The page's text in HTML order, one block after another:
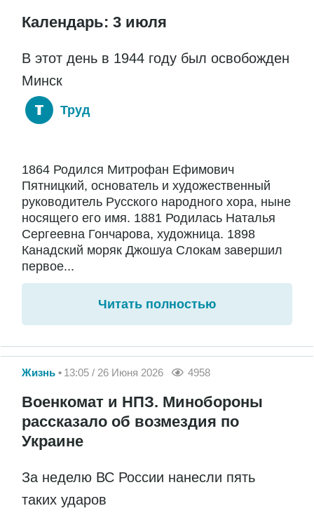
Календарь: 3 июля
В этот день в 1944 году был освобожден
Минск
Труд
1864 Родился Митрофан Ефимович
Пятницкий, основатель и художественный
руководитель Русского народного хора, ныне
носящего его имя. 1881 Родилась Наталья
Сергеевна Гончарова, художница. 1898
Канадский моряк Джошуа Слокам завершил
первое...
Читать полностью
Жизнь 13:05 / 26 Июня 2026 4958
Военкомат и НПЗ. Минобороны
рассказало об возмездия по
Украине
За неделю ВС России нанесли пять
таких ударов